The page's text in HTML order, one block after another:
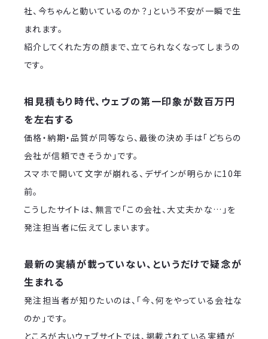
社、今ちゃんと動いているのか？」という不安が一瞬で生
まれます。
紹介してくれた方の顔まで、立てられなくなってしまうの
です。
相見積もり時代、ウェブの第一印象が数百万円
を左右する
価格・納期・品質が同等なら、最後の決め手は「どちらの
会社が信頼できそうか」です。
スマホで開いて文字が崩れる、デザインが明らかに10年
前。
こうしたサイトは、無言で「この会社、大丈夫かな…」を
発注担当者に伝えてしまいます。
最新の実績が載っていない、というだけで疑念が
生まれる
発注担当者が知りたいのは、「今、何をやっている会社な
のか」です。
ところが古いウェブサイトでは、掲載されている実績が